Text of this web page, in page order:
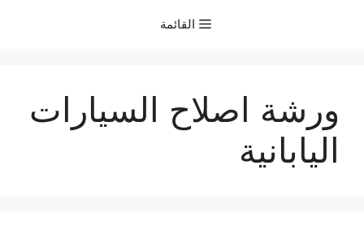
القائمة
ورشة اصلاح السيارات
اليابانية